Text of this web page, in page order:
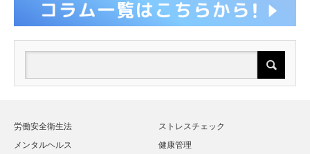
労働安全衛生法
ストレスチェック
メンタルヘルス
健康管理